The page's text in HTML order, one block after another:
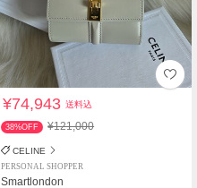
¥74,943送料込
38%OFF ¥121,000
CELINE
PERSONAL SHOPPER
Smartlondon